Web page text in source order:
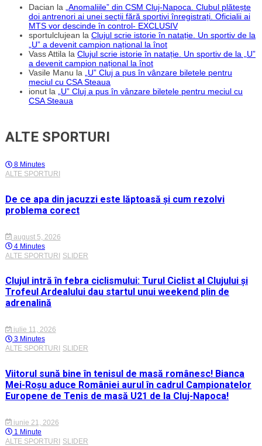
Dacian la „Anomaliile” din CSM Cluj-Napoca. Clubul plătește
doi antrenori ai unei secții fără sportivi înregistrați. Oficialii ai
MTS vor descinde în control- EXCLUSIV
sportulclujean la Clujul scrie istorie în natație. Un sportiv de la
„U” a devenit campion național la înot
Vass Attila la Clujul scrie istorie în natație. Un sportiv de la „U”
a devenit campion național la înot
Vasile Manu la „U” Cluj a pus în vânzare biletele pentru
meciul cu CSA Steaua
ionut la „U” Cluj a pus în vânzare biletele pentru meciul cu
CSA Steaua
ALTE SPORTURI
8 Minutes
ALTE SPORTURI
De ce apa din jacuzzi este lăptoasă și cum rezolvi
problema corect
august 5, 2026
4 Minutes
ALTE SPORTURI SLIDER
Clujul intră în febra ciclismului: Turul Ciclist al Clujului și
Trofeul Ardealului dau startul unui weekend plin de
adrenalină
iulie 11, 2026
3 Minutes
ALTE SPORTURI
SLIDER
Viitorul sună bine în tenisul de masă românesc! Bianca
Mei-Roșu aduce României aurul în cadrul Campionatelor
Europene de Tenis de masă U21 de la Cluj-Napoca!
iunie 21, 2026
1 Minute
ALTE SPORTURI SLIDER